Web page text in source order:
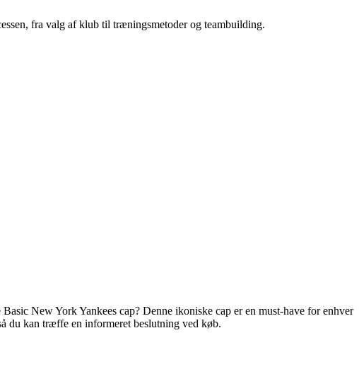
fra valg af klub til træningsmetoder og teambuilding.
New York Yankees cap? Denne ikoniske cap er en must-have for enhver
du kan træffe en informeret beslutning ved køb.